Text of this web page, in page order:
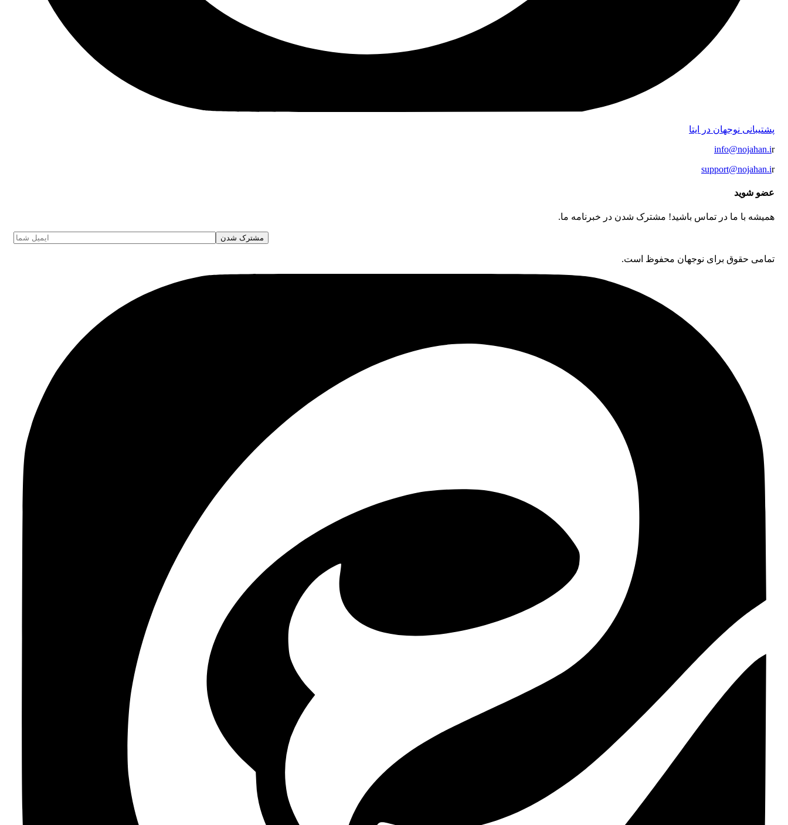
پشتیبانی نوجهان در ایتا
info@nojahan.ir
support@nojahan.ir
عضو شوید
همیشه با ما در تماس باشید! مشترک شدن در خبرنامه ما.
تمامی حقوق برای نوجهان محفوظ است.